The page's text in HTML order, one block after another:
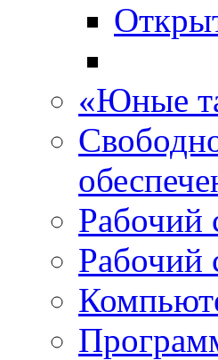
«Юные
Рабочий
Рабочий